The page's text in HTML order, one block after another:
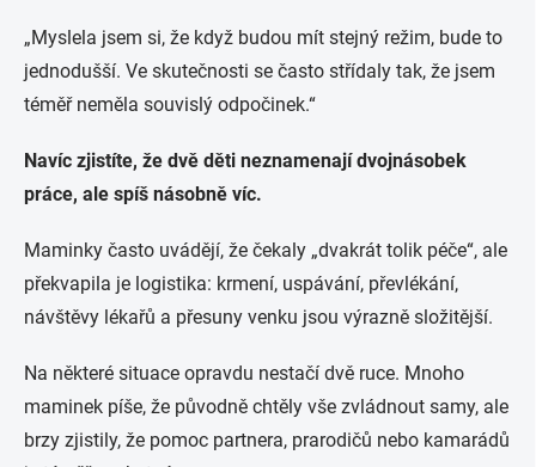
„Myslela jsem si, že když budou mít stejný režim, bude to
jednodušší. Ve skutečnosti se často střídaly tak, že jsem
téměř neměla souvislý odpočinek.“
Navíc zjistíte, že dvě děti neznamenají dvojnásobek
práce, ale spíš násobně víc.
Maminky často uvádějí, že čekaly „dvakrát tolik péče“, ale
překvapila je logistika: krmení, uspávání, převlékání,
návštěvy lékařů a přesuny venku jsou výrazně složitější.
Na některé situace opravdu nestačí dvě ruce. Mnoho
maminek píše, že původně chtěly vše zvládnout samy, ale
brzy zjistily, že pomoc partnera, prarodičů nebo kamarádů